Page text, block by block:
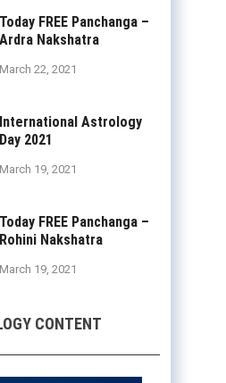
Today FREE Panchanga –
Ardra Nakshatra
March 22, 2021
International Astrology
Day 2021
March 19, 2021
Today FREE Panchanga –
Rohini Nakshatra
March 19, 2021
CONTENT